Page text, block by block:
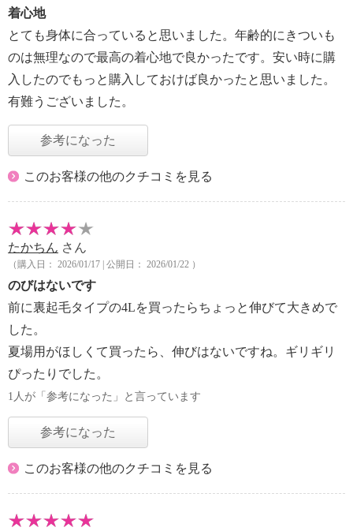
着心地
とても身体に合っていると思いました。年齢的にきついも
のは無理なので最高の着心地で良かったです。安い時に購
入したのでもっと購入しておけば良かったと思いました。
有難うございました。
参考になった
このお客様の他のクチコミを見る
たかちん さん
（購入日： 2026/01/17 | 公開日： 2026/01/22 ）
のびはないです
前に裏起毛タイプの4Lを買ったらちょっと伸びて大きめで
した。
夏場用がほしくて買ったら、伸びはないですね。ギリギリ
ぴったりでした。
1人が「参考になった」と言っています
参考になった
このお客様の他のクチコミを見る